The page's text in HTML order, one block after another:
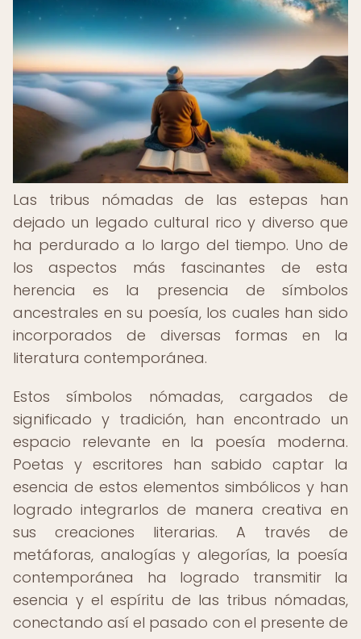
Las tribus nómadas de las estepas han
dejado un legado cultural rico y diverso que
ha perdurado a lo largo del tiempo. Uno de
los aspectos más fascinantes de esta
herencia es la presencia de símbolos
ancestrales en su poesía, los cuales han sido
incorporados de diversas formas en la
literatura contemporánea.
Estos símbolos nómadas, cargados de
significado y tradición, han encontrado un
espacio relevante en la poesía moderna.
Poetas y escritores han sabido captar la
esencia de estos elementos simbólicos y han
logrado integrarlos de manera creativa en
sus creaciones literarias. A través de
metáforas, analogías y alegorías, la poesía
contemporánea ha logrado transmitir la
esencia y el espíritu de las tribus nómadas,
conectando así el pasado con el presente de